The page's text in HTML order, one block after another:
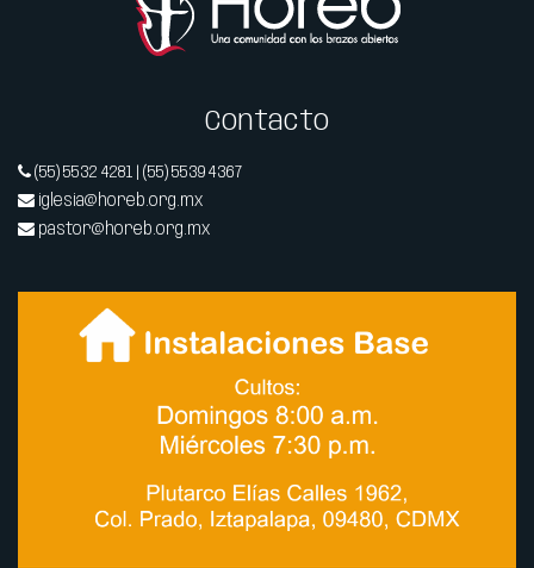
Contacto
(55) 5532 4281 | (55) 5539 4367
iglesia@horeb.org.mx
pastor@horeb.org.mx